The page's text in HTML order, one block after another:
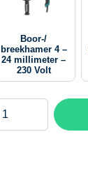
Boor-/
breekhamer 4 –
24 millimeter –
230 Volt